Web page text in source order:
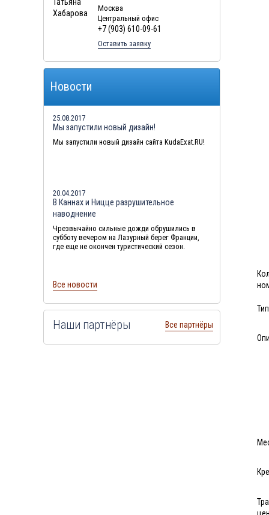
Москва
Центральный офис
+7 (903) 610-09-61
Оставить заявку
Новости
25.08.2017
Мы запустили новый дизайн!
Мы запустили новый дизайн сайта KudaExat.RU!
20.04.2017
В Каннах и Ницце разрушительное
наводнение
Чрезвычайно сильные дожди обрушились в
субботу вечером на Лазурный берег Франции,
где еще не окончен туристический сезон.
Все новости
Наши партнёры Все партнёры